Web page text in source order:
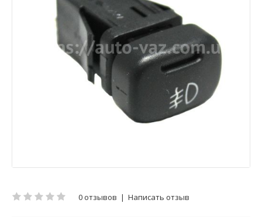
0 отзывов | Написать отзыв